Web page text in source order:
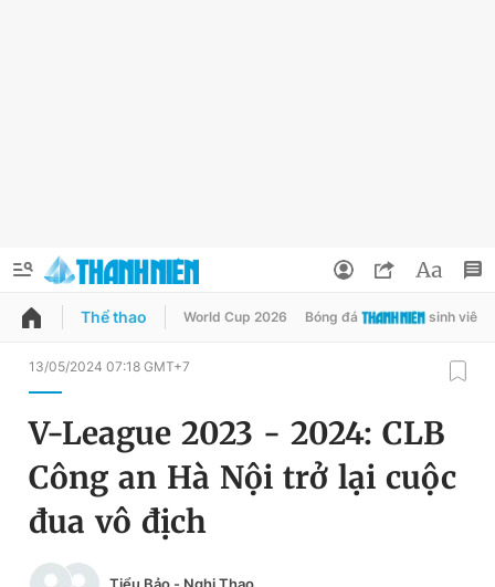
QUẢNG CÁO ĐẶT BÁO
Chuyên mục
Chuyên mục khác
Chào ngày mới
Đổi mật khẩu
Tin đã lưu
Thể thao World Cup 2026 Bóng đá sinh viên
13/05/2024 07:18 GMT+7
V-League 2023 - 2024: CLB
Công an Hà Nội trở lại cuộc
đua vô địch